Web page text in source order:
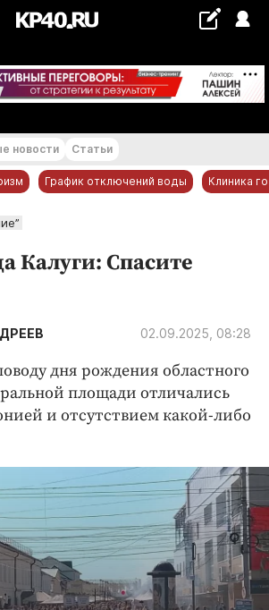
+24...+25 °С
и ЖКХ
новости Статьи
График отключений воды Клиника
Калуги: Спасите
02.09.2025, 08:28
дня рождения областного
площади отличались
и отсутствием какой-либо